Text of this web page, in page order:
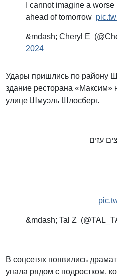
I cannot imagine a
ahead of tomorrow
&mdash; Cheryl E
2024
Удары пришлись по району
здание ресторана «Максим»
улице Шмуэль Шлосберг.
עזים
&mdash; Tal Z
В соцсетях появились
упала рядом с подростком,